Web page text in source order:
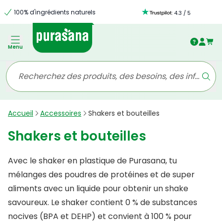
100% d'ingrédients naturels : 4.3 /5
Menu
Accueil Accessoires Shakers et bouteilles
Shakers et bouteilles
Avec le shaker en plastique de Purasana, tu
mélanges des poudres de protéines et de super
aliments avec un liquide pour obtenir un shake
savoureux. Le shaker contient 0 % de substances
nocives (BPA et DEHP) et convient à 100 % pour